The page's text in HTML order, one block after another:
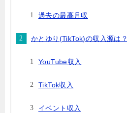
過去の最高月収
かとゆり(TikTok)の収入源は？
YouTube収入
TikTok収入
イベント収入